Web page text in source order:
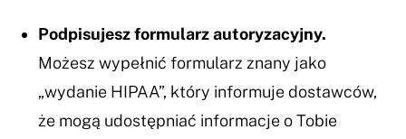
Podpisujesz formularz autoryzacyjny.
Możesz wypełnić formularz znany jako
„wydanie HIPAA”, który informuje dostawców,
że mogą udostępniać informacje o Tobie